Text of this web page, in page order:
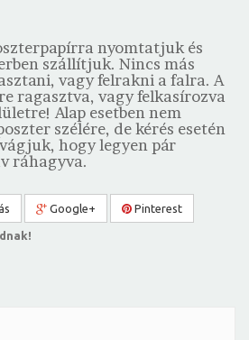
nyomtatjuk és
szállítjuk. Nincs más
vagy felrakni a falra. A
ragasztva, vagy felkasírozva
Alap esetben nem
szélére, de kérés esetén
hogy legyen pár
ráhagyva.
Google+ Pinterest